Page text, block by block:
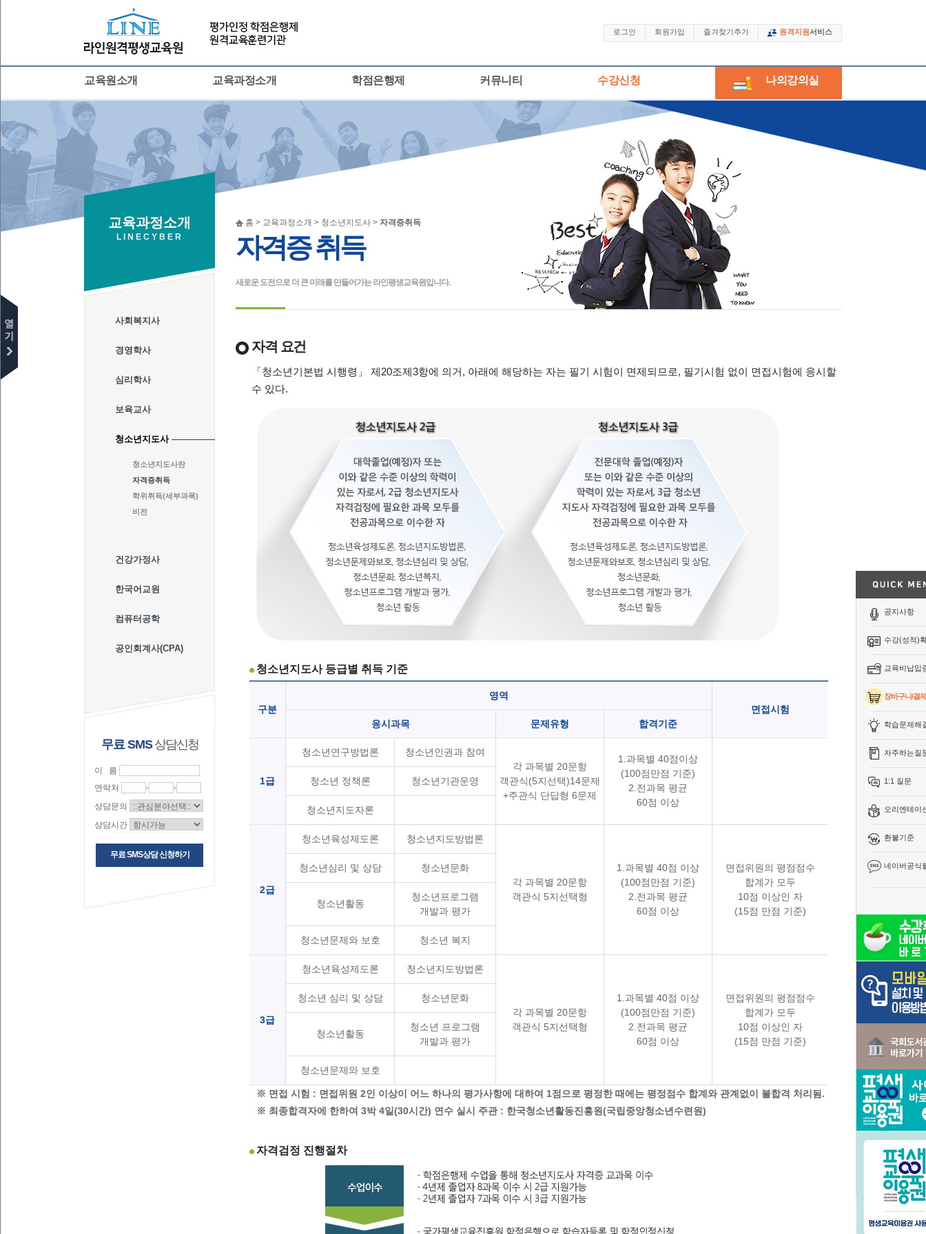
공지사항
수강(성적)
교육비납입
장바구니/결제
학습문제해
자주하는질
1:1 질문
오리엔테이
환불기준
네이버공식
로그인 회원가입 즐겨찾기추가 원격지원서비스
교육원소개 교육과정소개 학점은행제 커뮤니티 수강신청 나의강의실
교육과정소개
LINECYBER
사회복지사
경영학사
심리학사
보육교사
청소년지도사
청소년지도사란
자격증취득
학위취득(세부과목)
비전
건강가정사
한국어교원
컴퓨터공학
공인회계사(CPA)
무료 SMS상담신청
이 름
연락처
-
-
상담문의
상담시간
무료 SMS상담 신청하기
홈 > 교육과정소개 > 청소년지도사 > 자격증취득
자격증 취득
새로운 도전으로 더 큰 미래를 만들어가는 라인평생교육원입니다.
자격 요건
「청소년기본법 시행령」 제20조제3항에 의거, 아래에 해당하는 자는 필기 시험이 면제되므로, 필기시험 없이 면접시험에 응시할
수 있다.
청소년지도사 등급별 취득 기준
구분
영역
면접시험
응시과목
문제유형 합격기준
1급
청소년연구방법론
청소년인권과 참여
각 과목별 20문항
객관식(5지선택)14문제
+주관식 단답형 6문제
1.과목별 40점이상
(100점만점 기준)
2.전과목 평균
60점 이상
청소년 정책론 청소년기관운영
청소년지도자론
2급
청소년육성제도론 청소년지도방법론
각 과목별 20문항
객관식 5지선택형
1.과목별 40점 이상
(100점만점 기준)
2.전과목 평균
60점 이상
면접위원의 평점점수
합계가 모두
10점 이상인 자
(15점 만점 기준)
청소년심리 및 상담 청소년문화
청소년활동
청소년프로그램
개발과 평가
청소년문제와 보호 청소년 복지
3급
청소년육성제도론 청소년지도방법론
각 과목별 20문항
객관식 5지선택형
1.과목별 40점 이상
(100점만점 기준)
2.전과목 평균
60점 이상
면접위원의 평점점수
합계가 모두
10점 이상인 자
(15점 만점 기준)
청소년 심리 및 상담 청소년문화
청소년활동
청소년 프로그램
개발과 평가
청소년문제와 보호
※ 면접 시험 : 면접위원 2인 이상이 어느 하나의 평가사항에 대하여 1점으로 평정한 때에는 평정점수 합계와 관계없이 불합격 처리됨.
※ 최종합격자에 한하여 3박 4일(30시간) 연수 실시 주관 : 한국청소년활동진흥원(국립중앙청소년수련원)
자격검정 진행절차